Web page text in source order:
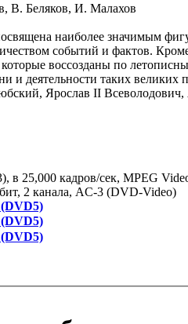
В. Беляков, И. Малахов
наиболее значимым
событий и фактов.
воссозданы по
и деятельности таких великих
Ярослав II
в 25,000 кадров/сек, MPEG
2 канала, AC-3 (DVD-Video)